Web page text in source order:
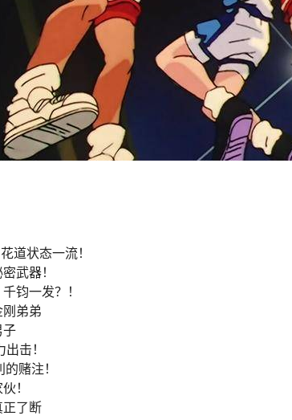
道状态一流！
武器！
钧一发？！
弟弟
子
击！
赌注！
！
了断